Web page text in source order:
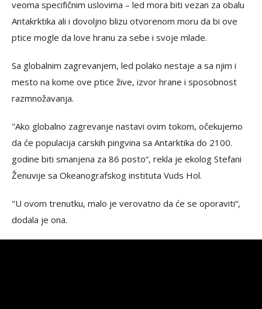
veoma specifičnim uslovima – led mora biti vezan za obalu
Antakrktika ali i dovoljno blizu otvorenom moru da bi ove
ptice mogle da love hranu za sebe i svoje mlade.
Sa globalnim zagrevanjem, led polako nestaje a sa njim i
mesto na kome ove ptice žive, izvor hrane i sposobnost
razmnožavanja.
"Ako globalno zagrevanje nastavi ovim tokom, očekujemo
da će populacija carskih pingvina sa Antarktika do 2100.
godine biti smanjena za 86 posto“, rekla je ekolog Stefani
Ženuvije sa Okeanografskog instituta Vuds Hol.
"U ovom trenutku, malo je verovatno da će se oporaviti“,
dodala je ona.